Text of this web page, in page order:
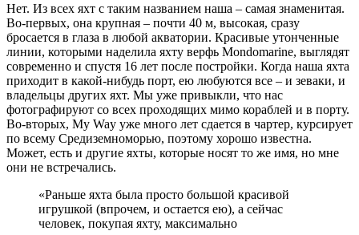
Нет. Из всех яхт с таким названием наша – самая знаменитая.
Во-первых, она крупная – почти 40 м, высокая, сразу
бросается в глаза в любой акватории. Красивые утонченные
линии, которыми наделила яхту верфь Mondomarine, выглядят
современно и спустя 16 лет после постройки. Когда наша яхта
приходит в какой-нибудь порт, ею любуются все – и зеваки, и
владельцы других яхт. Мы уже привыкли, что нас
фотографируют со всех проходящих мимо кораблей и в порту.
Во-вторых, My Way уже много лет сдается в чартер, курсирует
по всему Средиземноморью, поэтому хорошо известна.
Может, есть и другие яхты, которые носят то же имя, но мне
они не встречались.
«Раньше яхта была просто большой красивой
игрушкой (впрочем, и остается ею), а сейчас
человек, покупая яхту, максимально